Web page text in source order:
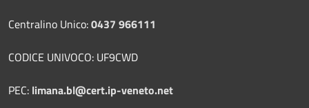
Centralino Unico:0437 966111
CODICE UNIVOCO: UF9CWD
PEC: limana.bl@cert.ip-veneto.net